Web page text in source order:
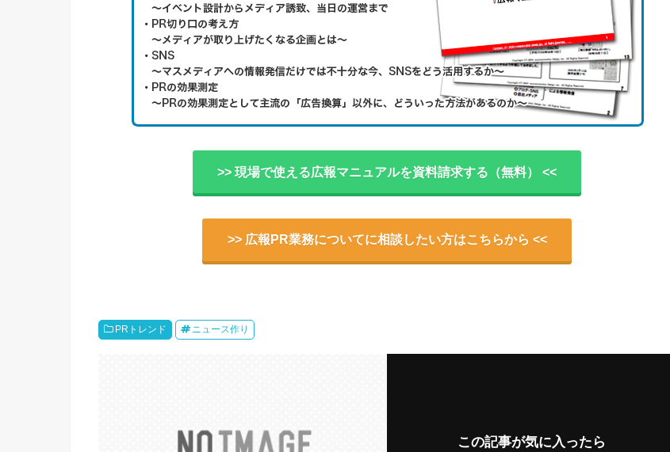
>> 現場で使える広報マニュアルを資料請求する（無料） <<
>> 広報PR業務についてに相談したい方はこちらから <<
PRトレンド ニュース作り
この記事が気に入ったら